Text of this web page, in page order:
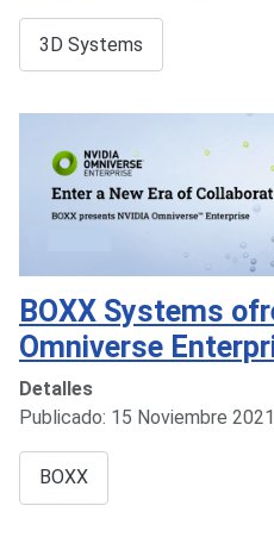
3D Systems
BOXX Systems
Omniverse
Detalles
Publicado: 15 Noviembre 2021
BOXX